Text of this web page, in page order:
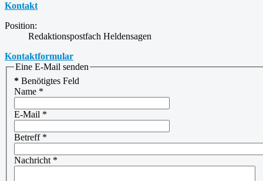
Kontakt
Position:
Redaktionspostfach Heldensagen
Kontaktformular
Eine E-Mail senden
* Benötigtes Feld
Name *
E-Mail *
Betreff*
Nachricht *